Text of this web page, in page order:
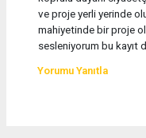
ve proje yerli yerinde
mahiyetinde bir proje
sesleniyorum bu kayıt
Yorumu Yanıtla